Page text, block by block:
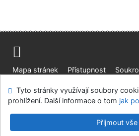
Mapa stránek Přístupnost
Středočeská vědecká knihovna v
v.4.8.63a-
Tyto stránky využívají soubory
prohlížení. Další informace o tom jak
Přijmout vše